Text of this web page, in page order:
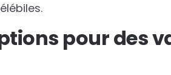
pour des